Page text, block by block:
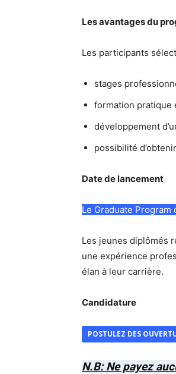
Les avantages du
Les participants
stages
formation pratique
développement
possibilité
Date de lancement
Le Graduate
Les jeunes diplômés
une expérience
élan à leur carrière.
Candidature
POSTULEZ DES
N.B: Ne payez